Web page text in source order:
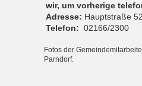
wir, um vorherige
Adresse: Hauptstraße
Telefon: 02166/2300
Fotos der
Parndorf.